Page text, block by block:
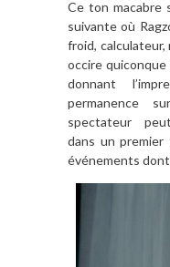
Ce ton macabre
suivante où
froid,
occire
donnant
permanence
spectateur
dans un
événements